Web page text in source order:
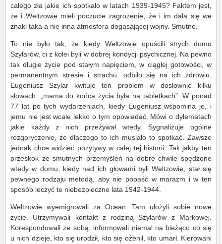
całego zła jakie ich spotkało w latach 1939-1945? Faktem jest,
że i Weltzowie mieli poczucie zagrożenie, że i im dała się we
znaki taka a nie inna atmosfera dogasającej wojny. Smutne.
To nie było tak, że kiedy Weltzowie opuścili strych domu
Szylarów, ci z kolei byli w dobrej kondycji psychicznej. Na pewno
tak długie życie pod stałym napięciem, w ciągłej gotowości, w
permanentnym stresie i strachu, odbiło się na ich zdrowiu.
Eugeniusz Szylar kwituje ten problem w dosłownie kilku
słowach: „mama do końca życia była na tabletkach”. W ponad
77 lat po tych wydarzeniach, kiedy Eugeniusz wspomina je, i
jemu nie jest wcale lekko o tym opowiadać. Mówi o dylematach
jakie każdy z nich przeżywał wtedy. Sygnalizuje ogólne
rozgoryczenie, że dlaczego to ich musiało to spotkać. Zawsze
jednak chce widzieć pozytywy w całej tej historii. Tak jakby ten
przeskok ze smutnych przemyśleń na dobre chwile spędzone
wtedy w domu, kiedy nad ich głowami byli Weltzowie, stał się
pewnego rodzaju metodą, aby nie popaść w marazm i w ten
sposób leczyć te niebezpieczne lata 1942-1944.
Weltzowie wyemigrowali za Ocean. Tam ułożyli sobie nowe
życie. Utrzymywali kontakt z rodziną Szylarów z Markowej.
Korespondowali ze sobą, informowali niemal na bieżąco co się
u nich dzieje, kto się urodził, kto się ożenił, kto umarł. Kierowani